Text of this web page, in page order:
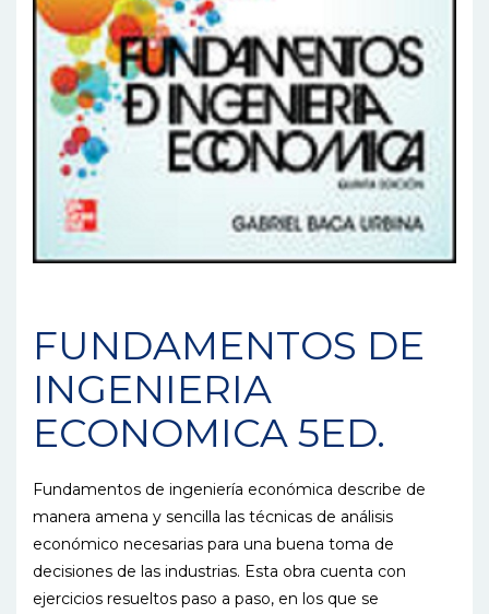
FUNDAMENTOS DE
INGENIERIA
ECONOMICA 5ED.
Fundamentos de ingeniería económica describe de
manera amena y sencilla las técnicas de análisis
económico necesarias para una buena toma de
decisiones de las industrias. Esta obra cuenta con
ejercicios resueltos paso a paso, en los que se